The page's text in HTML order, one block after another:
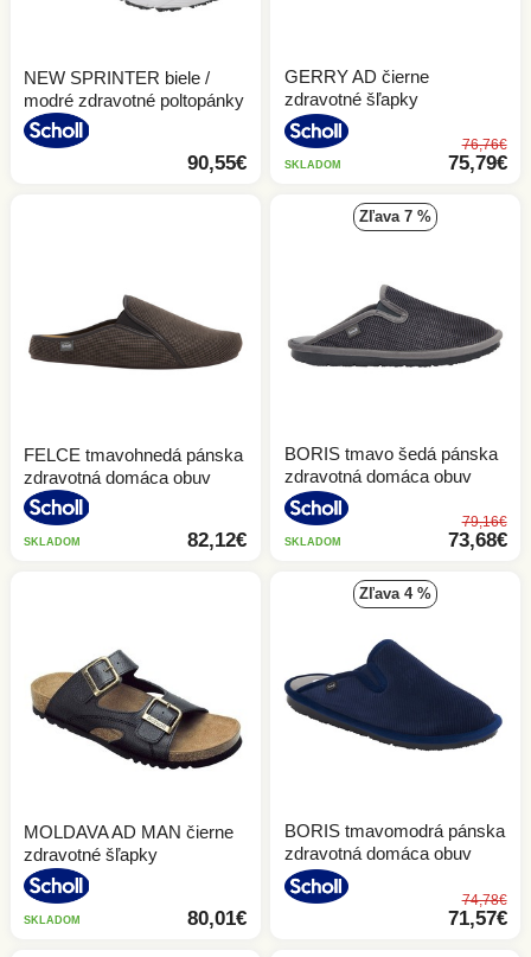
Členková obuv
Sandále
Tenisky
Sandále
Šľapky
VŠETKY DETSKÁ OBUV
Všetky Zdravotná obuv
Chlapčenské sandále
Chlapčenské šľapky
NOVINKY
NEW SPRINTER biele /
modré zdravotné poltopánky
90,55€
GERRY AD čierne
zdravotné šľapky
76,76€
75,79€
SKLADOM
FELCE tmavohnedá pánska
zdravotná domáca obuv
82,12€
SKLADOM
zľava 7 %
BORIS tmavo šedá pánska
zdravotná domáca obuv
79,16€
73,68€
SKLADOM
MOLDAVA AD MAN čierne
zdravotné šľapky
80,01€
SKLADOM
zľava 4 %
BORIS tmavomodrá pánska
zdravotná domáca obuv
74,78€
71,57€